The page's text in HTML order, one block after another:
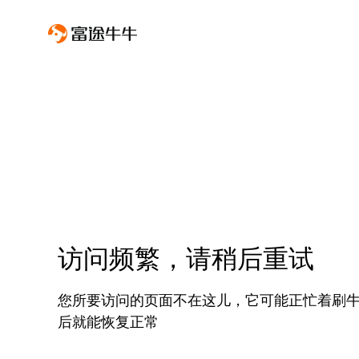
访问频繁，请稍后重试
您所要访问的页面不在这儿，它可能正忙着刷
后就能恢复正常